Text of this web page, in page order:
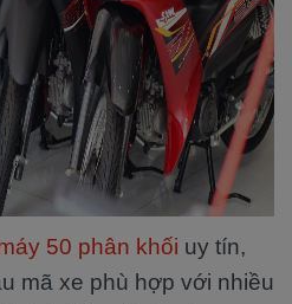
50 phân khối uy tín,
mã xe phù hợp với nhiều